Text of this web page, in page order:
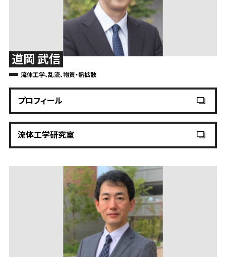
道岡 武信
流体工学、乱流、物質・熱拡散
プロフィール
流体工学研究室